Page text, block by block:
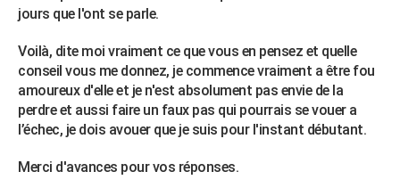
jours que l'ont se parle.
Voilà, dite moi vraiment ce que vous en pensez et quelle
conseil vous me donnez, je commence vraiment a être fou
amoureux d'elle et je n'est absolument pas envie de la
perdre et aussi faire un faux pas qui pourrais se vouer a
l’échec, je dois avouer que je suis pour l'instant débutant.
Merci d'avances pour vos réponses.